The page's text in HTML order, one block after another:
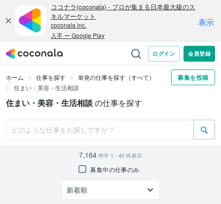
ホーム 仕事を探す
単発の仕事を探す（すべて）
住まい・美容・生活相談
募集を投稿
住まい・美容・生活相談の仕事を探す
7,164件中 1 - 40件表示
募集中の仕事のみ